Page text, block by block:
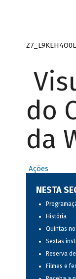
do
da
Ações
NESTA
História
Quintas no
Sextas
Reserva
Filmes e